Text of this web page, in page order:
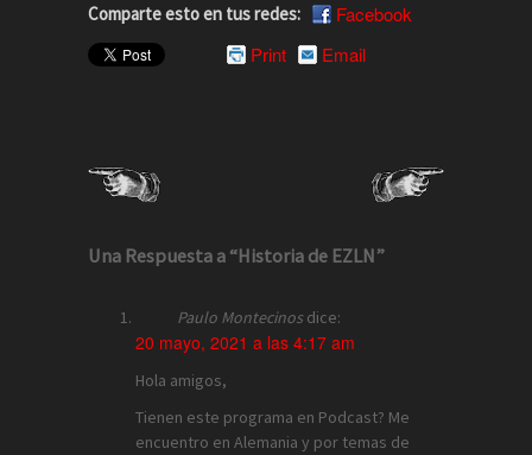
Comparte esto en tus redes:
Facebook
Print
Email
Una Respuesta a “Historia de EZLN”
Paulo Montecinos dice:
20 mayo, 2021 a las 4:17 am
Hola amigos,
Tienen este programa en Podcast? Me
encuentro en Alemania y por temas de